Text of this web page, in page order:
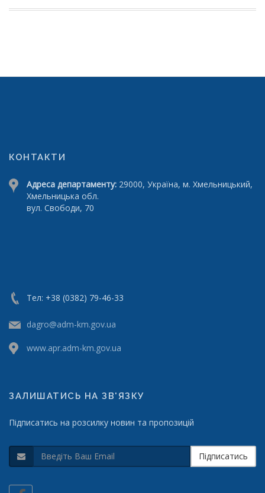
КОНТАКТИ
Адреса департаменту: 29000, Україна, м. Хмельницький,
Хмельницька обл.
вул. Свободи, 70
Тел: +38 (0382) 79-46-33
dagro@adm-km.gov.ua
www.apr.adm-km.gov.ua
ЗАЛИШАТИСЬ НА ЗВ'ЯЗКУ
Підписатись на розсилку новин та пропозицій
Підписатись